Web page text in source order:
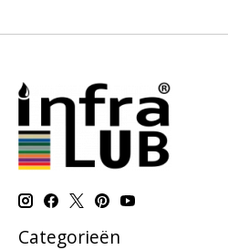
Categorieën